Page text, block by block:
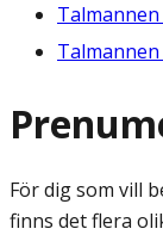
Talmannen
För dig som vill
finns det flera